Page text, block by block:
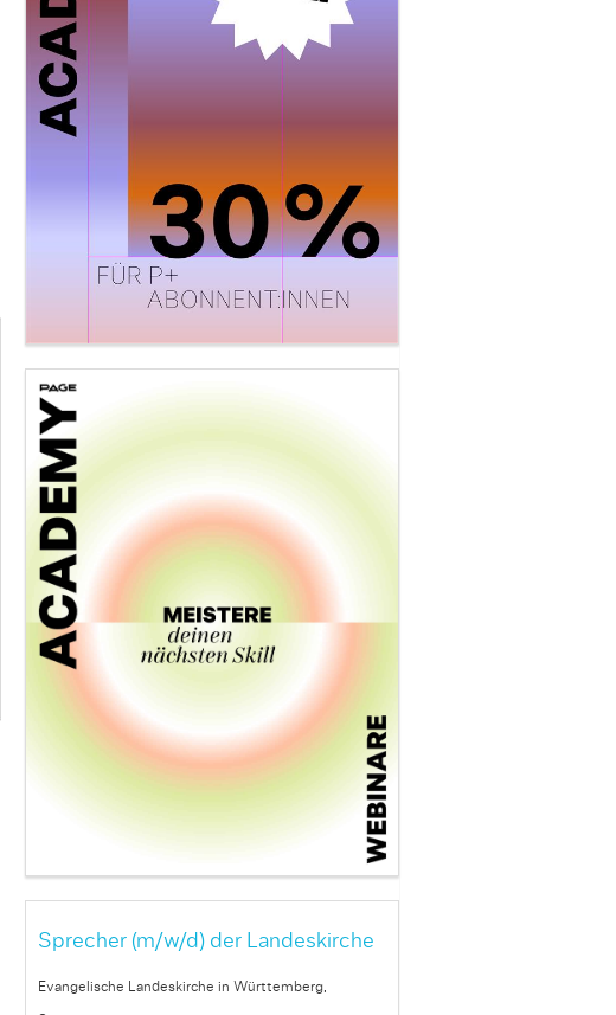
Sprecher (m/w/d) der Landeskirche
Evangelische Landeskirche in Württemberg,